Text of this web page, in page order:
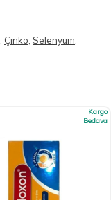
, Çinko, Selenyum,
Kargo
Bedava